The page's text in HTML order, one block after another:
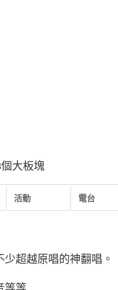
大板塊
活動 電台
超越原唱的神翻唱。